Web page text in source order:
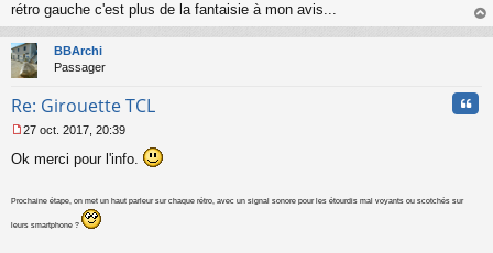
n
o
n
l
u
rétro gauche c'est plus de la fantaisie à mon avis...
au
BBArchi
Passager
Re: Girouette TCL
e
a
g
27 oct. 2017, 20:39
Ok merci pour l'info.
Prochaine étape, on met un haut parleur sur chaque rétro, avec un signal sonore pour les étourdis mal voyants ou scotchés sur
leurs smartphone ?